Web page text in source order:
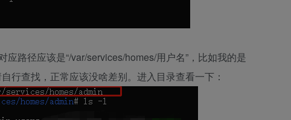
路径应该是“/var/services/homes/用户名”，比如我的是
行查找，正常应该没啥差别。进入目录查看一下：